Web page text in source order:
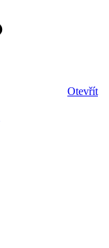
Otevřít